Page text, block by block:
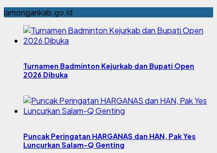
lamongankab.go.id
Turnamen Badminton Kejurkab dan Bupati Open
2026 Dibuka
Puncak Peringatan HARGANAS dan HAN, Pak Yes
Luncurkan Salam-Q Genting